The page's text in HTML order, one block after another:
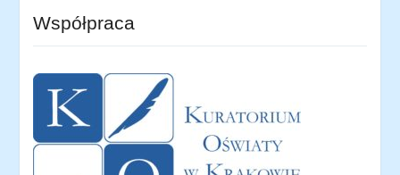
Współpraca